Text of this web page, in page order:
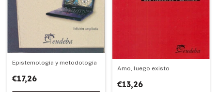
Epistemología y metodología
€17,26
Amo, luego existo
€13,26